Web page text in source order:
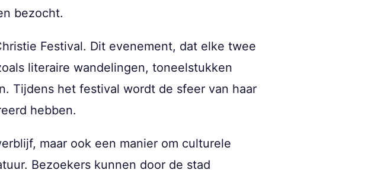
bezocht.
Festival. Dit evenement, dat elke twee
literaire wandelingen, toneelstukken
Tijdens het festival wordt de sfeer van haar
hebben.
maar ook een manier om culturele
Bezoekers kunnen door de stad